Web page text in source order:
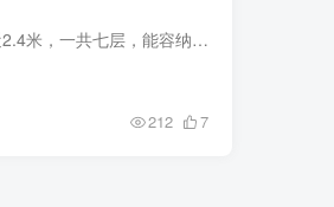
去年给家里添置了一个书架，宜家毕利的带加高装置款。设计高度近2.4米，一共七层，能容纳超300本书籍，一下子解决了我家里绝大部分书籍的存放问题。 配上一个单人沙发，就成了我家的阅读角用了...
212 7